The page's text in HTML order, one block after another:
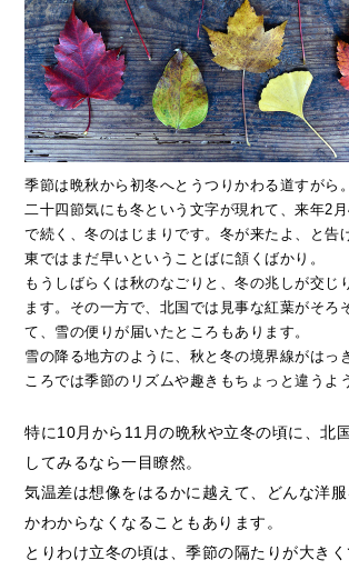
季節は晩秋から初冬へとうつりかわる道すがら。
二十四節気にも冬という文字が現れて、来年2
で続く、冬のはじまりです。冬が来たよ、と告
東ではまだ早いということばに頷くばかり。
もうしばらくは秋のなごりと、冬の兆しが交じ
ます。その一方で、北国では見事な紅葉がそろ
て、雪の便りが届いたところもあります。
雪の降る地方のように、秋と冬の境界線がはっ
ころでは季節のリズムや趣きもちょっと違うよ
特に10月から11月の晩秋や立冬の頃に、北
してみるなら一目瞭然。
気温差は想像をはるかに越えて、どんな洋
かわからなくなることもあります。
とりわけ立冬の頃は、季節の隔たりが大き